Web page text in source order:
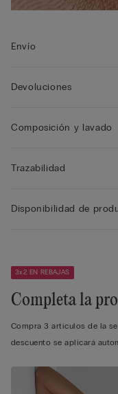
Envío
Devoluciones
Composición y lavado
Trazabilidad
Disponibilidad de
3x2 EN REBAJAS
Completa la
Compra 3 artículos de la
descuento se aplicará